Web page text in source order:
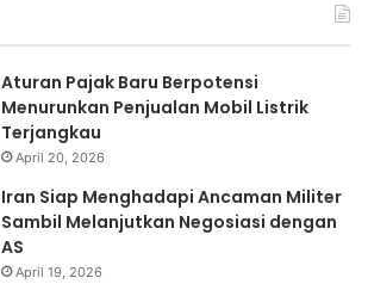
Aturan Pajak Baru Berpotensi
Menurunkan Penjualan Mobil Listrik
Terjangkau
April 20, 2026
Iran Siap Menghadapi Ancaman Militer
Sambil Melanjutkan Negosiasi dengan
AS
April 19, 2026